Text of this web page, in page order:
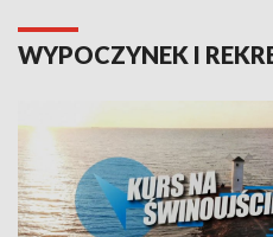
WYPOCZYNEK I